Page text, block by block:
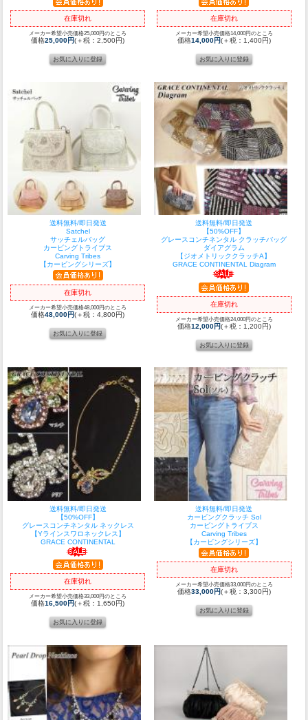
在庫切れ
メーカー希望小売価格25,000円のところ
価格25,000円(＋税：2,500円)
在庫切れ
メーカー希望小売価格14,000円のところ
価格14,000円(＋税：1,400円)
送料無料/即日発送
Satchel
サッチェルバッグ
カービングトライブス
Carving Tribes
【カービングシリーズ】
在庫切れ
メーカー希望小売価格48,000円のところ
価格48,000円(＋税：4,800円)
送料無料/即日発送
【50%OFF】
グレースコンチネンタル クラッチバッグ
ダイアグラム
【ジオメトリッククラッチA】
GRACE CONTINENTAL Diagram
在庫切れ
メーカー希望小売価格24,000円のところ
価格12,000円(＋税：1,200円)
送料無料/即日発送
【50%OFF】
グレースコンチネンタル ネックレス
【Yラインスワロネックレス】
GRACE CONTINENTAL
在庫切れ
メーカー希望小売価格33,000円のところ
価格16,500円(＋税：1,650円)
送料無料/即日発送
カービングクラッチ Sol
カービングトライブス
Carving Tribes
【カービングシリーズ】
在庫切れ
メーカー希望小売価格33,000円のところ
価格33,000円(＋税：3,300円)